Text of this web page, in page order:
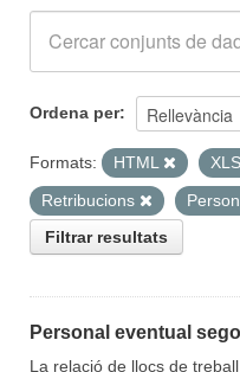
Ordena per
Formats: HTML
Retribucions
Filtrar resultats
Personal eventual
La relació de llocs de